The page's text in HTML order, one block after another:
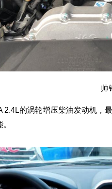
帅
2.4L的涡轮增压柴油发动机，